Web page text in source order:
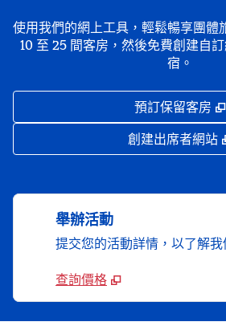
使用我們的網上工具，輕鬆暢享團體
10 至 25 間客房，然後免費創建自
宿。
預訂保留客房 ,
創建出席者網站
舉辦活動
提交您的活動詳情，以了解我
查詢價格